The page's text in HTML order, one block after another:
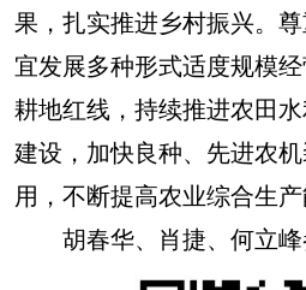
果，扎实推进乡村振兴。
宜发展多种形式适度规模
耕地红线，持续推进农田
建设，加快良种、先进农
用，不断提高农业综合生产
胡春华、肖捷、何立峰